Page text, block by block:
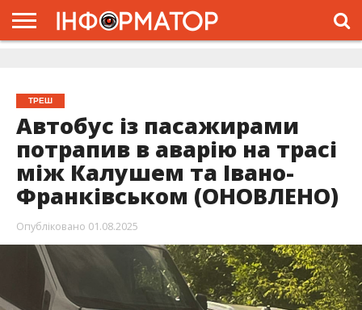
ТРЕШ
Автобус із пасажирами
потрапив в аварію на трасі
між Калушем та Івано-
Франківськом (ОНОВЛЕНО)
Опубліковано 01.08.2025